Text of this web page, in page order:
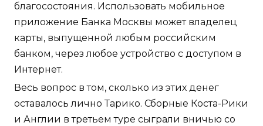
благосостояния. Использовать мобильное
приложение Банка Москвы может владелец
карты, выпущенной любым российским
банком, через любое устройство с доступом в
Интернет.
Весь вопрос в том, сколько из этих денег
оставалось лично Тарико. Сборные Коста-Рики
и Англии в третьем туре сыграли вничью со